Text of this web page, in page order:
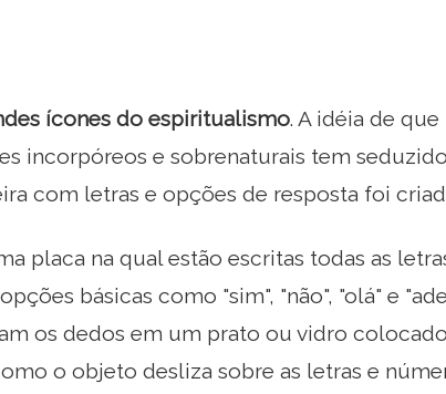
ícones do espiritualismo. A idéia de
incorpóreos e sobrenaturais tem
com letras e opções de resposta foi
placa na qual estão escritas todas as
básicas como "sim", "não", "olá" e
os dedos em um prato ou vidro
o objeto desliza sobre as letras e